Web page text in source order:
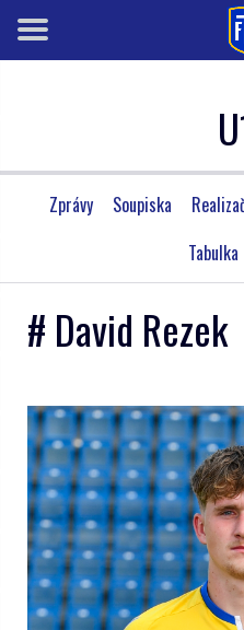
Zprávy Soupiska
Tabulka
# David Rezek